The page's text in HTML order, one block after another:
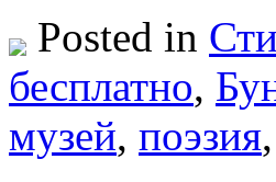
Posted in
бесплатно,
музей, поэзия,